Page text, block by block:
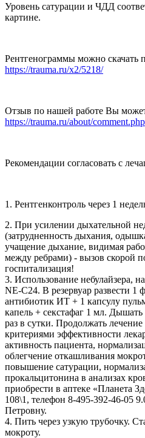
Уровень сатурации и ЧДД
картине.
Рентгенограммы можно скачать
https://trauma.ru/x2/5218/
Отзыв по нашей работе Вы
https://trauma.ru/about/comment.php
Рекомендации согласовать с
1. Рентгенконтроль через 1
2. При усилении дыхательной
(затрудненность дыхания,
учащение дыхание, видимая
между ребрами) - вызов скорой
госпитализация!
3. Использование небулайзера,
NE-C24. В резервуар развести 1
антибиотик ИТ + 1 капсулу
капель + секстафаг 1 мл.
раз в сутки. Продолжать
критериями эффективности
активность пациента,
облегчение откашливания
повышение сатурации,
прокальцитонина в анализах
приобрести в аптеке «Планета
108\1, телефон 8-495-392-46-05
Петровну.
4. Пить через узкую трубочку.
мокроту.